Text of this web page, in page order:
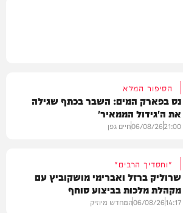
הסיפור המלא
נס בפארק המים: השבר בכתף שגילה
את ה'גידול הממאיר'
21:00
06/08/26חיים גפן
"וחסדיך הרבים"
שרוליק ברזל ואברימי מושקוביץ עם
מקהלת מלכות בביצוע סוחף
14:17
06/08/26המחדש מיוזיק